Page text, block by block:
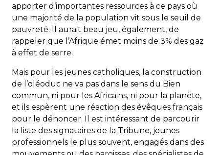
apporter d’importantes ressources à ce pays où
une majorité de la population vit sous le seuil de
pauvreté. Il aurait beau jeu, également, de
rappeler que l’Afrique émet moins de 3% des gaz
à effet de serre.
Mais pour les jeunes catholiques, la construction
de l’oléoduc ne va pas dans le sens du Bien
commun, ni pour les Africains, ni pour la planète,
et ils espèrent une réaction des évêques français
pour le dénoncer. Il est intéressant de parcourir
la liste des signataires de la Tribune, jeunes
professionnels le plus souvent, engagés dans des